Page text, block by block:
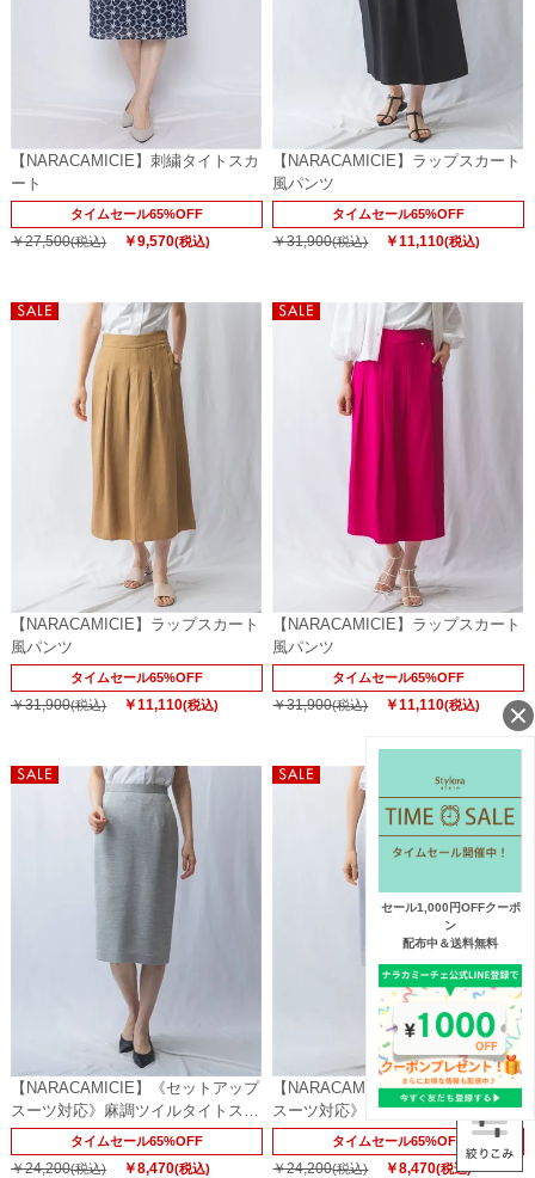
【NARACAMICIE】刺繍タイトスカ
ート
タイムセール65%OFF
￥27,500(税込) ￥9,570(税込)
【NARACAMICIE】ラップスカート
風パンツ
タイムセール65%OFF
￥31,900(税込) ￥11,110(税込)
【NARACAMICIE】ラップスカート
風パンツ
タイムセール65%OFF
￥31,900(税込) ￥11,110(税込)
【NARACAMICIE】ラップスカート
風パンツ
タイムセール65%OFF
￥31,900(税込) ￥11,110(税込)
【NARACAMICIE】《セットアップ
スーツ対応》麻調ツイルタイトスカ
ート
タイムセール65%OFF
￥24,200(税込) ￥8,470(税込)
【NARACAMICIE】《セットアップ
スーツ対応》麻調ツイルタイトスカ
ート
タイムセール65%OFF
￥24,200(税込) ￥8,470(税込)
セール1,000円OFFクーポ
ン
配布中＆送料無料